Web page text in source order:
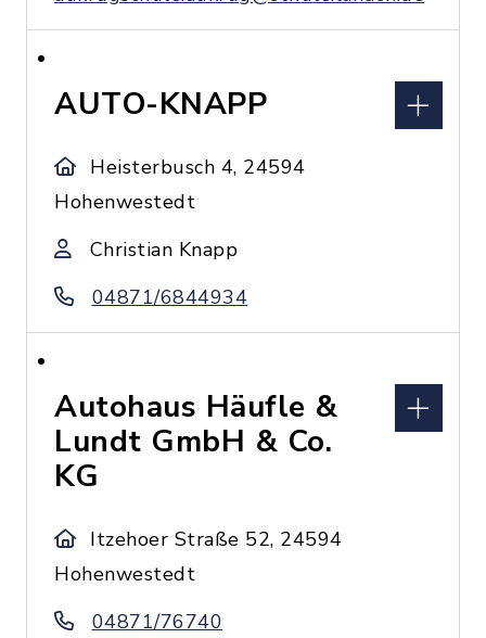
AUTO-KNAPP
Heisterbusch 4, 24594
Hohenwestedt
Christian Knapp
04871/6844934
Autohaus Häufle &
Lundt GmbH & Co.
KG
Itzehoer Straße 52, 24594
Hohenwestedt
04871/76740